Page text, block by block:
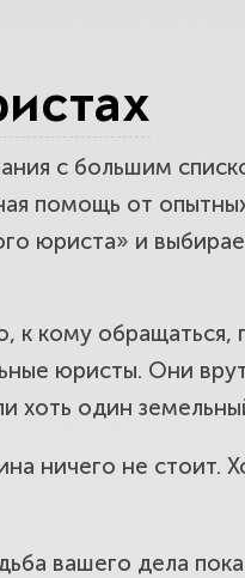
с большим
помощь от
юриста» и
кому обращаться,
юристы. Они
хоть один
ничего не стоит.
вашего дела пока